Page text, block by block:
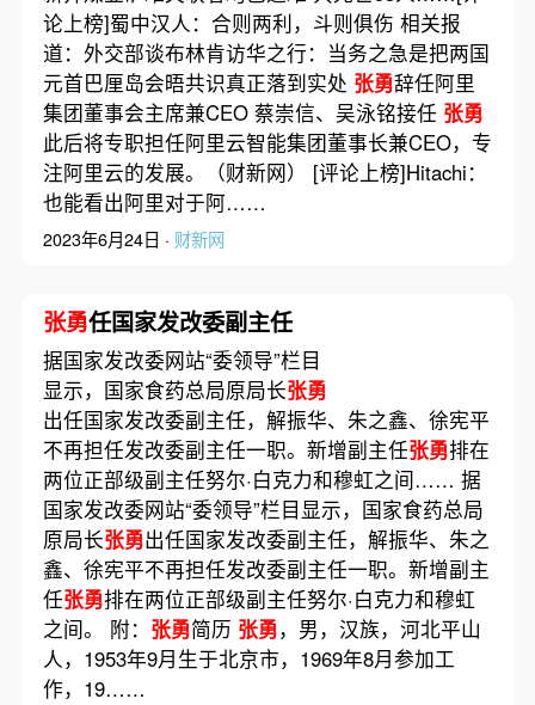
论上榜]蜀中汉人：合则两利，斗则俱伤 相关报
道：外交部谈布林肯访华之行：当务之急是把两国
元首巴厘岛会晤共识真正落到实处 张勇辞任阿里
集团董事会主席兼CEO 蔡崇信、吴泳铭接任 张勇
此后将专职担任阿里云智能集团董事长兼CEO，专
注阿里云的发展。（财新网） [评论上榜]Hitachi：
也能看出阿里对于阿……
2023年6月24日 · 财新网
张勇任国家发改委副主任
据国家发改委网站“委领导”栏目
显示，国家食药总局原局长张勇
出任国家发改委副主任，解振华、朱之鑫、徐宪平
不再担任发改委副主任一职。新增副主任张勇排在
两位正部级副主任努尔·白克力和穆虹之间…… 据
国家发改委网站“委领导”栏目显示，国家食药总局
原局长张勇出任国家发改委副主任，解振华、朱之
鑫、徐宪平不再担任发改委副主任一职。新增副主
任张勇排在两位正部级副主任努尔·白克力和穆虹
之间。 附： 张勇简历 张勇，男，汉族，河北平山
人，1953年9月生于北京市，1969年8月参加工
作，19……